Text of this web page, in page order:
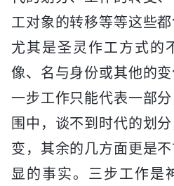
工对象的转移等等这些都
尤其是圣灵作工方式的
像、名与身份或其他的变
一步工作只能代表一部
围中，谈不到时代的划
变，其余的几方面更是
显的事实。三步工作是